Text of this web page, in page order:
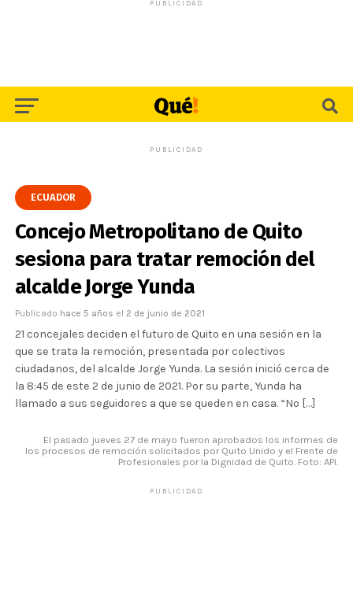
PUBLICIDAD
PUBLICIDAD
ECUADOR
Concejo Metropolitano de Quito
sesiona para tratar remoción del
alcalde Jorge Yunda
Publicado hace 5 años el 2 de junio de 2021
21 concejales deciden el futuro de Quito en una sesión en la
que se trata la remoción, presentada por colectivos
ciudadanos, del alcalde Jorge Yunda. La sesión inició cerca de
la 8:45 de este 2 de junio de 2021. Por su parte, Yunda ha
llamado a sus seguidores a que se queden en casa. “No […]
El pasado jueves 27 de mayo fueron aprobados los informes de
los procesos de remoción solicitados por Quito Unido y el Frente de
Profesionales por la Dignidad de Quito. Foto: API.
PUBLICIDAD